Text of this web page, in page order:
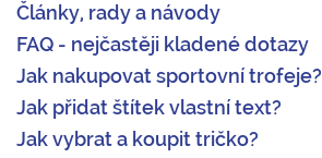
Články, rady a návody
FAQ - nejčastěji kladené dotazy
Jak nakupovat sportovní trofeje?
Jak přidat štítek vlastní text?
Jak vybrat a koupit tričko?